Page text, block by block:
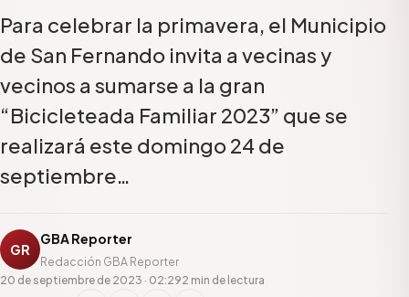
Para celebrar la primavera, el Municipio
de San Fernando invita a vecinas y
vecinos a sumarse a la gran
“Bicicleteada Familiar 2023” que se
realizará este domingo 24 de
septiembre…
GR
GBA Reporter
Redacción GBA Reporter
20 de septiembre de 2023 · 02:292 min de lectura